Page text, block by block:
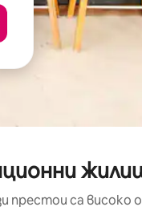
престои са